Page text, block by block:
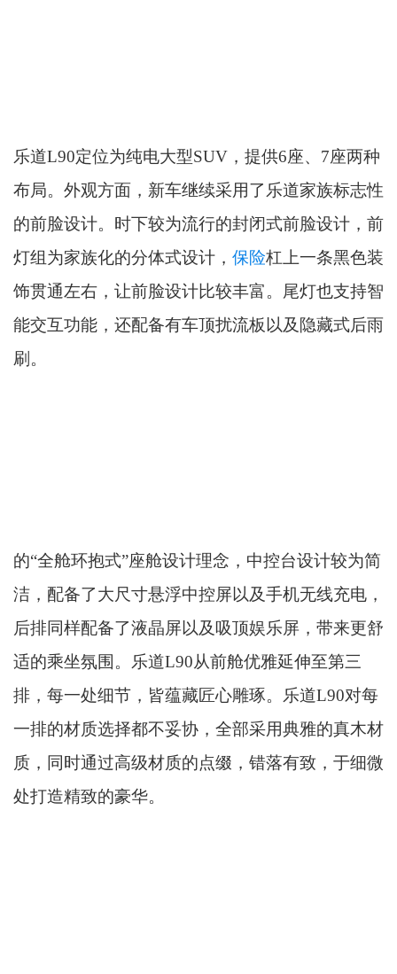
乐道L90定位为纯电大型SUV，提供6座、7座两种
布局。外观方面，新车继续采用了乐道家族标志性
的前脸设计。时下较为流行的封闭式前脸设计，前
灯组为家族化的分体式设计， 保险杠上一条黑色装
饰贯通左右，让前脸设计比较丰富。尾灯也支持智
能交互功能，还配备有车顶扰流板以及隐藏式后雨
刷。
的“全舱环抱式”座舱设计理念，中控台设计较为简
洁，配备了大尺寸悬浮中控屏以及手机无线充电，
后排同样配备了液晶屏以及吸顶娱乐屏，带来更舒
适的乘坐氛围。乐道L90从前舱优雅延伸至第三
排，每一处细节，皆蕴藏匠心雕琢。乐道L90对每
一排的材质选择都不妥协，全部采用典雅的真木材
质，同时通过高级材质的点缀，错落有致，于细微
处打造精致的豪华。